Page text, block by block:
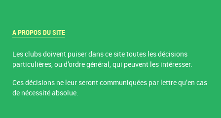
A PROPOS DU SITE
Les clubs doivent puiser dans ce site toutes les décisions
particulières, ou d’ordre général, qui peuvent les intéresser.
Ces décisions ne leur seront communiquées par lettre qu’en cas
de nécessité absolue.